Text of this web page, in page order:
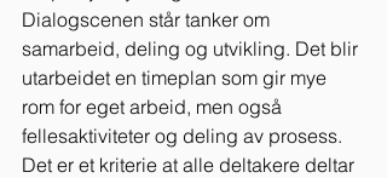
Dialogscenen står tanker om
samarbeid, deling og utvikling. Det blir
utarbeidet en timeplan som gir mye
rom for eget arbeid, men også
fellesaktiviteter og deling av prosess.
Det er et kriterie at alle deltakere deltar